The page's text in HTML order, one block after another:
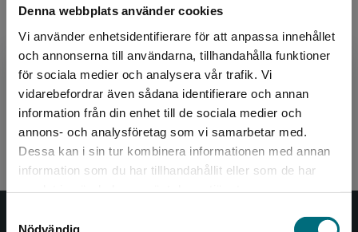
Denna webbplats använder cookies
Vi använder enhetsidentifierare för att anpassa innehållet
och annonserna till användarna, tillhandahålla funktioner
för sociala medier och analysera vår trafik. Vi
vidarebefordrar även sådana identifierare och annan
information från din enhet till de sociala medier och
annons- och analysföretag som vi samarbetar med.
Dessa kan i sin tur kombinera informationen med annan
information som du har tillhandahållit eller som de har
Nödvändig
Begränsad fraktregion
Det verkar som att du besöker
Den onda Kung Viking vill ta makten i
Djurköping. Superkaninen ger sig ut på ett
farligt uppdrag för att stoppa honom från att
hitta den magiska su...
137 krinkl. moms
Exkl. moms: 129 kr
del 2 av 2